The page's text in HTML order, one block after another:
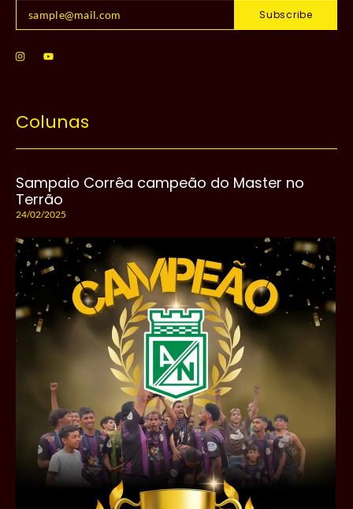
Subscribe
Colunas
Sampaio Corrêa campeão do Master no
Terrão
24/02/2025